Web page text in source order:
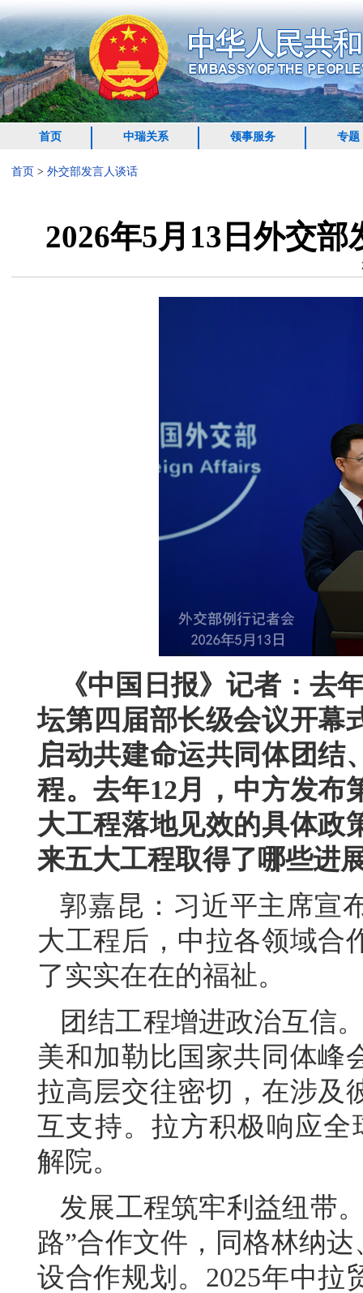
首页 中瑞关系 领事服务 专题
首页 > 外交部发言人谈话
2026年5月13日外交
《中国日报》记者：去
坛第四届部长级会议开幕
启动共建命运共同体团结
程。去年12月，中方发布
大工程落地见效的具体政
来五大工程取得了哪些进
郭嘉昆：习近平主席宣
大工程后，中拉各领域合
了实实在在的福祉。
团结工程增进政治互信
美和加勒比国家共同体峰
拉高层交往密切，在涉及
互支持。拉方积极响应
解院。
发展工程筑牢利益纽带
路”合作文件，同格林纳
设合作规划。2025年中拉